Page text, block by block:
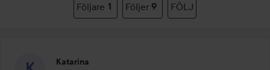
Följare 1 Följer 9 FÖLJ
Katarina